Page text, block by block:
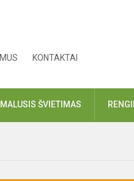
KONTAKTAI
ŠVIETIMAS